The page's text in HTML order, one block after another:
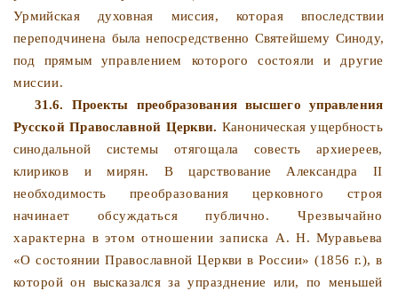
Урмийская духовная миссия, которая впоследствии
переподчинена была непосредственно Святейшему Синоду,
под прямым уп­равлением которого состояли и другие
миссии.
31.6. Проекты преобразования высшего управления
Рус­ской Православной Церкви.Каноническая ущербность
сино­дальной системы отягощала совесть архиереев,
клириков имирян. В царствование Александра II
необходимость преоб­разования церковного строя
начинает обсуждаться публич­но. Чрезвычайно
характерна в этом отношении записка А.Н. Муравьева
«О состоянии Православной Церкви в России» (1856 г.), в
которой он высказался за упразднение или, по меньшей